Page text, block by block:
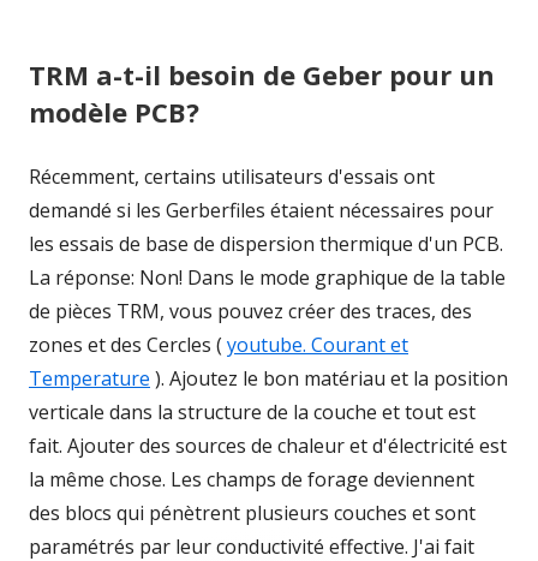
TRM a-t-il besoin de Geber pour un
modèle PCB?
Récemment, certains utilisateurs d'essais ont
demandé si les Gerberfiles étaient nécessaires pour
les essais de base de dispersion thermique d'un PCB.
La réponse: Non! Dans le mode graphique de la table
de pièces TRM, vous pouvez créer des traces, des
zones et des Cercles ( youtube. Courant et
Temperature ). Ajoutez le bon matériau et la position
verticale dans la structure de la couche et tout est
fait. Ajouter des sources de chaleur et d'électricité est
la même chose. Les champs de forage deviennent
des blocs qui pénètrent plusieurs couches et sont
paramétrés par leur conductivité effective. J'ai fait